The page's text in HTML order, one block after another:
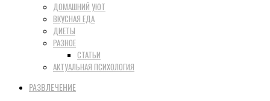
ДОМАШНИЙ УЮТ
ВКУСНАЯ ЕДА
ДИЕТЫ
РАЗНОЕ
СТАТЬИ
АКТУАЛЬНАЯ ПСИХОЛОГИЯ
РАЗВЛЕЧЕНИЕ